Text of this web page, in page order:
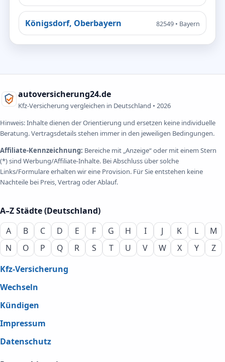
Königsdorf, Oberbayern 82549 • Bayern
autoversicherung24.de
Kfz-Versicherung vergleichen in Deutschland • 2026
Hinweis: Inhalte dienen der Orientierung und ersetzen keine individuelle
Beratung. Vertragsdetails stehen immer in den jeweiligen Bedingungen.
Affiliate-Kennzeichnung: Bereiche mit „Anzeige“ oder mit einem Stern
(*) sind Werbung/Affiliate-Inhalte. Bei Abschluss über solche
Links/Formulare erhalten wir eine Provision. Für Sie entstehen keine
Nachteile bei Preis, Vertrag oder Ablauf.
A–Z Städte (Deutschland)
A
B C D E F G H I J K L
M
N
O P Q R S T U V W X Y
Z
Kfz-Versicherung
Wechseln
Kündigen
Impressum
Datenschutz